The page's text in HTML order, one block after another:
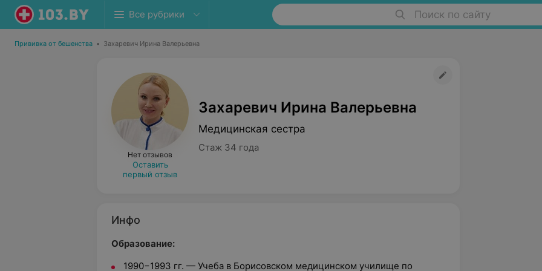
Все рубрики Поиск по сайту
Прививка от бешенства • Захаревич Ирина Валерьевна
Нет отзывов
Оставить
первый отзыв
Захаревич Ирина Валерьевна
Медицинская сестра
Стаж 34 года
Инфо
Образование:
1990−1993 гг. — Учеба в Борисовском медицинском училище по